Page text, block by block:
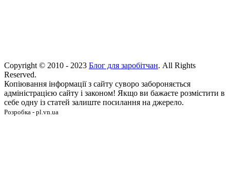
Copyright © 2010 - 2023 Блог для заробітчан. All Rights
Reserved.
Копіювання інформації з сайту суворо забороняється
адміністрацією сайту і законом! Якщо ви бажаєте розмістити в
себе одну із статей залиште посилання на джерело.
Розробка - pl.vn.ua